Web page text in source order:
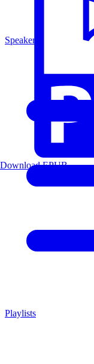
Speakers
Playlists
Download EPUB